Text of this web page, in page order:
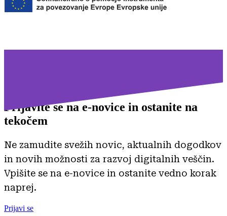
Prijavite se na e-novice in ostanite na
tekočem
Ne zamudite svežih novic, aktualnih dogodkov
in novih možnosti za razvoj digitalnih veščin.
Vpišite se na e-novice in ostanite vedno korak
naprej.
Prijavi se